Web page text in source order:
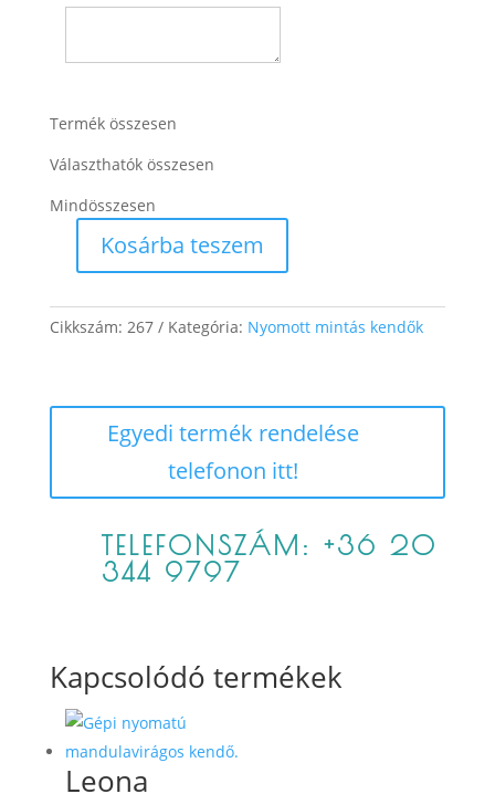
Termék összesen
Választhatók összesen
Mindösszesen
AriadneKosárba teszem
Cikkszám: 267 Kategória: Nyomott mintás kendők
Egyedi termék rendelése
telefonon itt!
TELEFONSZÁM: +36 20
344 9797
Kapcsolódó termékek
Leona